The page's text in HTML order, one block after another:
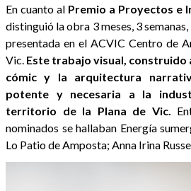
En cuanto al Premio a Proyectos e
distinguió la obra 3 meses, 3 semanas,
presentada en el ACVIC Centro de
Vic. Este trabajo visual, construido
cómic y la arquitectura
potente y necesaria a la
territorio de la Plana de Vic.
nominados se hallaban Energía
Lo Patio de Amposta; Anna Irina